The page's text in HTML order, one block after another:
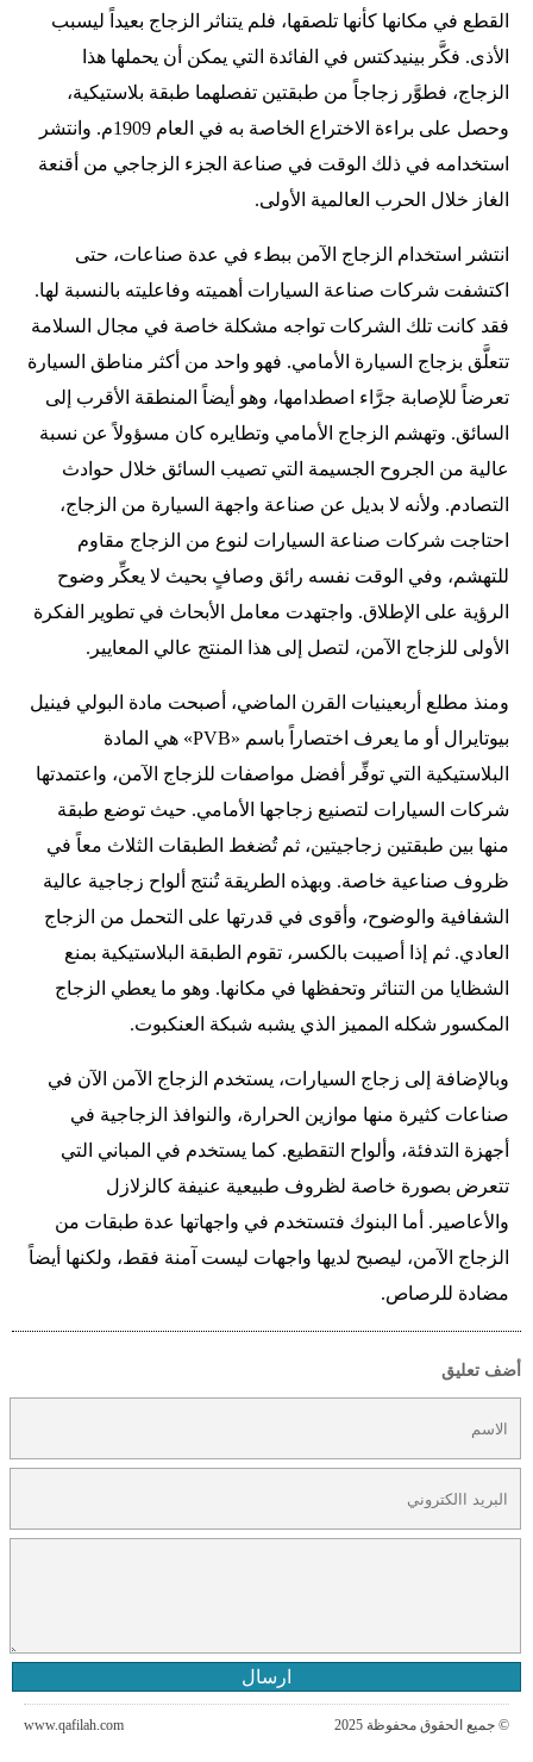
القطع في مكانها كأنها تلصقها، فلم يتناثر الزجاج بعيداً ليسبب
الأذى. فكَّر بينيدكتس في الفائدة التي يمكن أن يحملها هذا
الزجاج، فطوَّر زجاجاً من طبقتين تفصلهما طبقة بلاستيكية،
وحصل على براءة الاختراع الخاصة به في العام 1909م. وانتشر
استخدامه في ذلك الوقت في صناعة الجزء الزجاجي من أقنعة
الغاز خلال الحرب العالمية الأولى.
انتشر استخدام الزجاج الآمن ببطء في عدة صناعات، حتى
اكتشفت شركات صناعة السيارات أهميته وفاعليته بالنسبة لها.
فقد كانت تلك الشركات تواجه مشكلة خاصة في مجال السلامة
تتعلَّق بزجاج السيارة الأمامي. فهو واحد من أكثر مناطق السيارة
تعرضاً للإصابة جرَّاء اصطدامها، وهو أيضاً المنطقة الأقرب إلى
السائق. وتهشم الزجاج الأمامي وتطايره كان مسؤولاً عن نسبة
عالية من الجروح الجسيمة التي تصيب السائق خلال حوادث
التصادم. ولأنه لا بديل عن صناعة واجهة السيارة من الزجاج،
احتاجت شركات صناعة السيارات لنوع من الزجاج مقاوم
للتهشم، وفي الوقت نفسه رائق وصافٍ بحيث لا يعكِّر وضوح
الرؤية على الإطلاق. واجتهدت معامل الأبحاث في تطوير الفكرة
الأولى للزجاج الآمن، لتصل إلى هذا المنتج عالي المعايير.
ومنذ مطلع أربعينيات القرن الماضي، أصبحت مادة البولي فينيل
بيوتايرال أو ما يعرف اختصاراً باسم «PVB» هي المادة
البلاستيكية التي توفِّر أفضل مواصفات للزجاج الآمن، واعتمدتها
شركات السيارات لتصنيع زجاجها الأمامي. حيث توضع طبقة
منها بين طبقتين زجاجيتين، ثم تُضغط الطبقات الثلاث معاً في
ظروف صناعية خاصة. وبهذه الطريقة تُنتج ألواح زجاجية عالية
الشفافية والوضوح، وأقوى في قدرتها على التحمل من الزجاج
العادي. ثم إذا أصيبت بالكسر، تقوم الطبقة البلاستيكية بمنع
الشظايا من التناثر وتحفظها في مكانها. وهو ما يعطي الزجاج
المكسور شكله المميز الذي يشبه شبكة العنكبوت.
وبالإضافة إلى زجاج السيارات، يستخدم الزجاج الآمن الآن في
صناعات كثيرة منها موازين الحرارة، والنوافذ الزجاجية في
أجهزة التدفئة، وألواح التقطيع. كما يستخدم في المباني التي
تتعرض بصورة خاصة لظروف طبيعية عنيفة كالزلازل
والأعاصير. أما البنوك فتستخدم في واجهاتها عدة طبقات من
الزجاج الآمن، ليصبح لديها واجهات ليست آمنة فقط، ولكنها أيضاً
مضادة للرصاص.
أضف تعليق
ارسال
www.qafilah.com © جميع الحقوق محفوظة 2025